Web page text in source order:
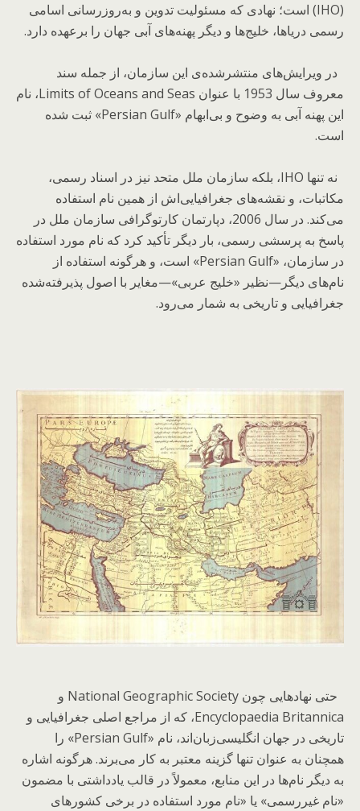
(IHO) است؛ نهادی که مسئولیت تدوین و به‌روزرسانی اسامی
رسمی دریاها، خلیج‌ها و دیگر پهنه‌های آبی جهان را برعهده دارد.
در ویرایش‌های منتشرشده‌ی این سازمان، از جمله سند
معروف سال 1953 با عنوان Limits of Oceans and Seas، نام
این پهنه آبی به وضوح و بی‌ابهام «Persian Gulf» ثبت شده
است.
نه تنها IHO، بلکه سازمان ملل متحد نیز در اسناد رسمی،
مکاتبات، و نقشه‌های جغرافیایی‌اش از همین نام استفاده
می‌کند. در سال 2006، دپارتمان کارتوگرافی سازمان ملل در
پاسخ به پرسشی رسمی، بار دیگر تأکید کرد که نام مورد استفاده
در سازمان، «Persian Gulf» است، و هرگونه استفاده از
نام‌های دیگر—نظیر «خلیج عربی»—مغایر با اصول پذیرفته‌شده
جغرافیایی و تاریخی به شمار می‌رود.
حتی نهادهایی چون National Geographic Society و
Encyclopaedia Britannica، که از مراجع اصلی جغرافیایی و
تاریخی در جهان انگلیسی‌زبان‌اند، نام «Persian Gulf» را
همچنان به عنوان تنها گزینه معتبر به کار می‌برند. هرگونه اشاره
به دیگر نام‌ها در این منابع، معمولاً در قالب یادداشتی با مضمون
«نام غیررسمی» یا «نام مورد استفاده در برخی کشورهای